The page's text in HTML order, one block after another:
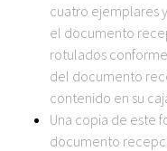
cuatro ejemplares
el documento
rotulados
del documento
contenido en su
Una copia de este
documento